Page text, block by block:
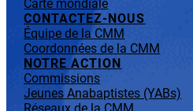
Carte mondiale
CONTACTEZ-NOUS
Équipe de la CMM
Coordonnées de la CMM
NOTRE ACTION
Commissions
Jeunes Anabaptistes (YABs)